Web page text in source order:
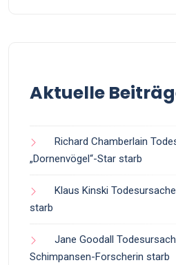
Aktuelle
Richard Chamberlain
„Dornenvögel“-Star starb
Klaus Kinski
starb
Jane Goodall
Schimpansen-Forscherin starb